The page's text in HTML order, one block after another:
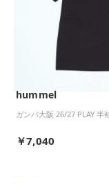
hummel
ガンバ大阪 26/27 PLAY 半
￥7,040